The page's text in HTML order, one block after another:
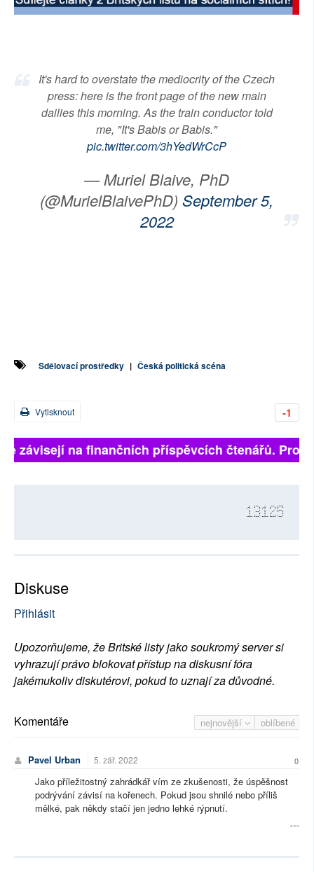
SOCIÁLNÍ SÍTĚ
PLNÁ VERZE STRÁNEK
It's hard to overstate the mediocrity of the Czech
press: here is the front page of the new main
dailies this morning. As the train conductor told
me, "It's Babis or Babis."
pic.twitter.com/3hYedWrCcP
— Muriel Blaive, PhD
(@MurielBlaivePhD) September 5,
2022
Sdělovací prostředky | Česká politická scéna
-1
Vytisknout
závisejí na finančních příspěvcích čtenářů.
13125
Diskuse
Přihlásit
Upozorňujeme, že Britské listy jako soukromý server si
vyhrazují právo blokovat přístup na diskusní fóra
jakémukoliv diskutérovi, pokud to uznají za důvodné.
nejnovější oblíbené
Komentáře
Pavel Urban 5. zář. 2022 0
Jako příležitostný zahrádkář vím ze zkušenosti, že úspěšnost
podrývání závisí na kořenech. Pokud jsou shnilé nebo příliš
mělké, pak někdy stačí jen jedno lehké rýpnutí.